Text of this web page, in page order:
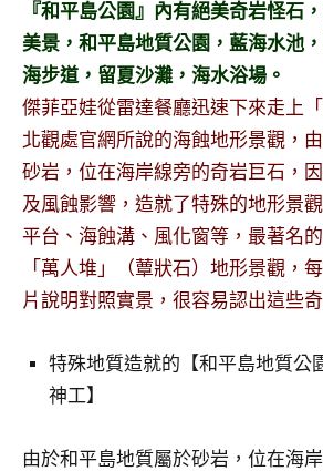
『和平島公園』內有絕美奇岩怪石
美景，和平島地質公園，藍海水池
海步道，留夏沙灘，海水浴場。
傑菲亞娃從雷達餐廳迅速下來走上
北觀處官網所說的海蝕地形景觀，
砂岩，位在海岸線旁的奇岩巨石，
及風蝕影響，造就了特殊的地形景
平台、海蝕溝、風化窗等，最著名
「萬人堆」（蕈狀石）地形景觀，
片說明對照實景，很容易認出這些奇
特殊地質造就的【和平島地質公
神工】
由於和平島地質屬於砂岩，位在海